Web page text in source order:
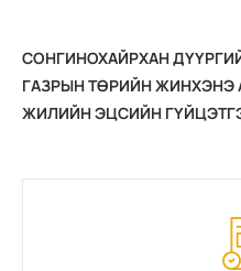
СОНГИНОХАЙРХАН
ГАЗРЫН ТӨРИЙН ЖИНХЭНЭ
ЖИЛИЙН ЭЦСИЙН